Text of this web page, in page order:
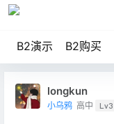
B2演示 B2购买
longkun
小乌鸦 高中 Lv3